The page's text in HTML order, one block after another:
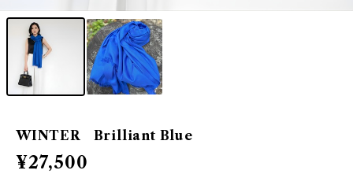
WINTER Brilliant Blue
¥27,500